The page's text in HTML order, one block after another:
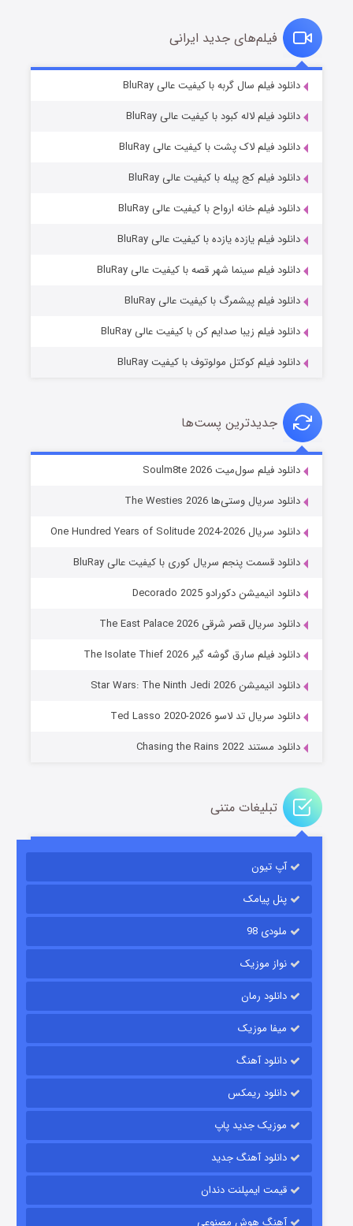
قسمت۷ (زیرنویس) منتشر شد
خاندان اژدها فصل ۳
جادوگری در مغولستان
قسمت ۱۴ (زیرنویس) منتشر شد
قسمت
فیلم‌های جدید ایرانی
دانلود فیلم سال گربه با کیفیت عالی BluRay
دانلود فیلم لاله کبود با کیفیت عالی BluRay
دانلود فیلم لاک پشت با کیفیت عالی BluRay
دانلود فیلم کج‌ پیله با کیفیت عالی BluRay
دانلود فیلم خانه ارواح با کیفیت عالی BluRay
دانلود فیلم یازده یازده با کیفیت عالی BluRay
دانلود فیلم سینما شهر قصه با کیفیت عالی BluRay
دانلود فیلم پیشمرگ با کیفیت عالی BluRay
دانلود فیلم زیبا صدایم کن با کیفیت عالی BluRay
دانلود فیلم کوکتل مولوتوف با کیفیت BluRay
جدیدترین پست‌ها
دانلود فیلم سول‌میت Soulm8te 2026
دانلود سریال وستی‌ها The Westies 2026
دانلود سریال One Hundred Years of Solitude 2024-2026
دانلود قسمت پنجم سریال کوری با کیفیت عالی BluRay
دانلود انیمیشن دکورادو Decorado 2025
دانلود سریال قصر شرقی The East Palace 2026
دانلود فیلم سارق گوشه گیر The Isolate Thief 2026
دانلود انیمیشن Star Wars: The Ninth Jedi 2026
دانلود سریال تد لاسو Ted Lasso 2020-2026
دانلود مستند Chasing the Rains 2022
تبلیغات متنی
آپ تیون
پنل پیامک
ملودی 98
نواز موزیک
دانلود رمان
میفا موزیک
دانلود آهنگ
دانلود ریمکس
موزیک جدید پاپ
دانلود آهنگ جدید
قیمت ایمپلنت دندان
آهنگ هوش مصنوعی